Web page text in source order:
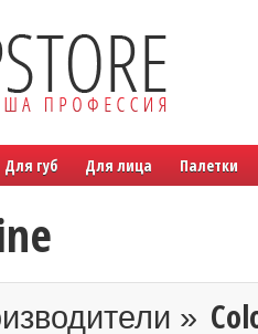
Для губ Для лица Палетки
»